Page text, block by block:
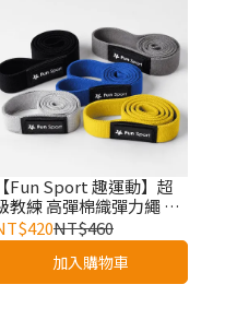
【Fun Sport 趣運動】超
教練 高彈棉織彈力繩 柔
材質2.0 重訓阻力帶 健身
力帶 棉質阻力帶 長版彈
力圈 深蹲 臀腿訓練 居家健
(單條組)
NT$460
加入購物車